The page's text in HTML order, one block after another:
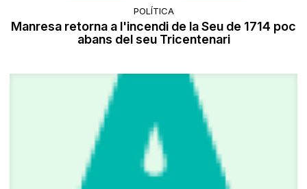
POLÍTICA
Manresa retorna a l'incendi de la Seu de 1714 poc
abans del seu Tricentenari